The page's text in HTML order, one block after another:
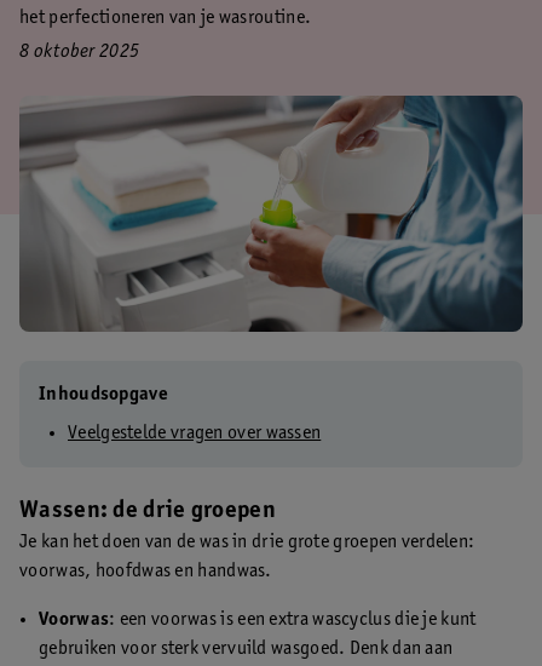
het perfectioneren van je wasroutine.
8 oktober 2025
Inhoudsopgave
Veelgestelde vragen over wassen
Wassen: de drie groepen
Je kan het doen van de was in drie grote groepen verdelen:
voorwas, hoofdwas en handwas.
Voorwas: een voorwas is een extra wascyclus die je kunt
gebruiken voor sterk vervuild wasgoed. Denk dan aan